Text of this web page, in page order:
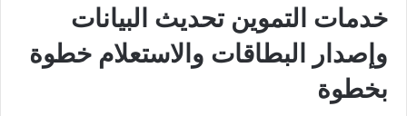
خدمات التموين تحديث البيانات
وإصدار البطاقات والاستعلام خطوة
بخطوة